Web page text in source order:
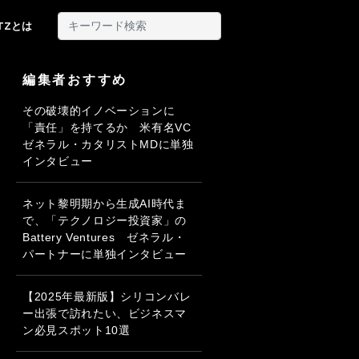
とは
編集者おすすめ
その破壊的イノベーションに
「責任」を持てるか 米有名VC
ゼネラル・カタリストMDに単独
インタビュー
ネット黎明期から生成AI時代ま
で、「テクノロジー投資家」の
Battery Ventures ゼネラル・
パートナーに単独インタビュー
【2025年最新版】シリコンバレ
ー出張で訪れたい、ビジネスマ
ン必見スポット10選